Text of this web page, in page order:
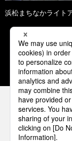
浜松まちなかライト
1
パナソニ